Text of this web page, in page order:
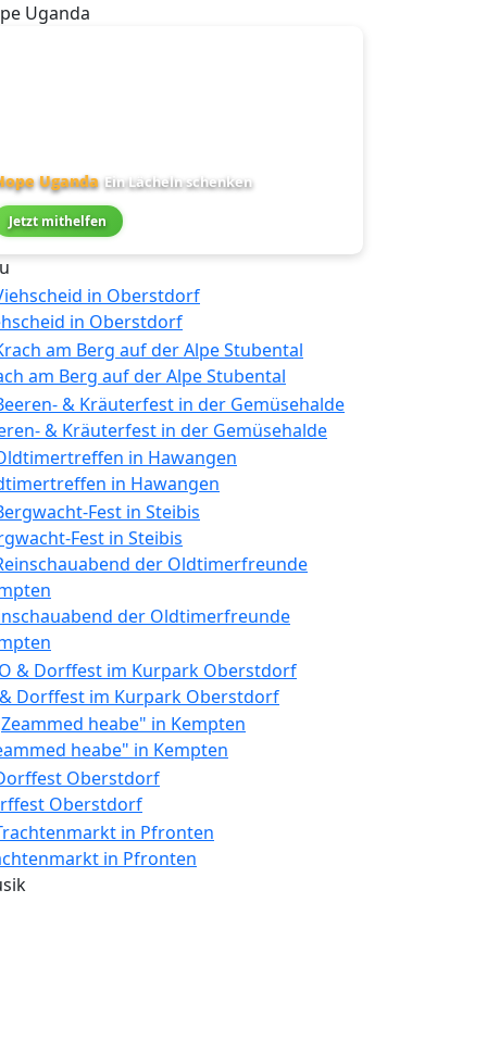
Uganda
Uganda Ein Lächeln schenken
Jetzt mithelfen
in Oberstdorf
am Berg auf der Alpe Stubental
& Kräuterfest in der Gemüsehalde
in Hawangen
Fest in Steibis
der Oldtimerfreunde
& Dorffest im Kurpark Oberstdorf
heabe" in Kempten
Oberstdorf
in Pfronten